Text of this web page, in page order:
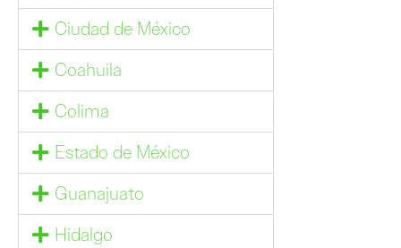
Ciudad de México
Coahuila
Colima
Estado de México
Guanajuato
Hidalgo